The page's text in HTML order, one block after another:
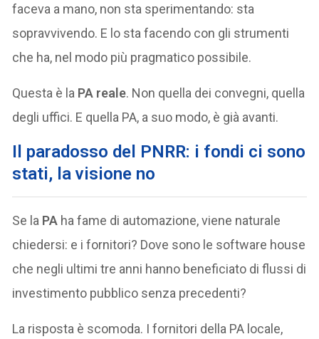
faceva a mano, non sta sperimentando: sta
sopravvivendo. E lo sta facendo con gli strumenti
che ha, nel modo più pragmatico possibile.
Questa è la PA reale. Non quella dei convegni, quella
degli uffici. E quella PA, a suo modo, è già avanti.
Il paradosso del PNRR: i fondi ci sono
stati, la visione no
Se la PA ha fame di automazione, viene naturale
chiedersi: e i fornitori? Dove sono le software house
che negli ultimi tre anni hanno beneficiato di flussi di
investimento pubblico senza precedenti?
La risposta è scomoda. I fornitori della PA locale,